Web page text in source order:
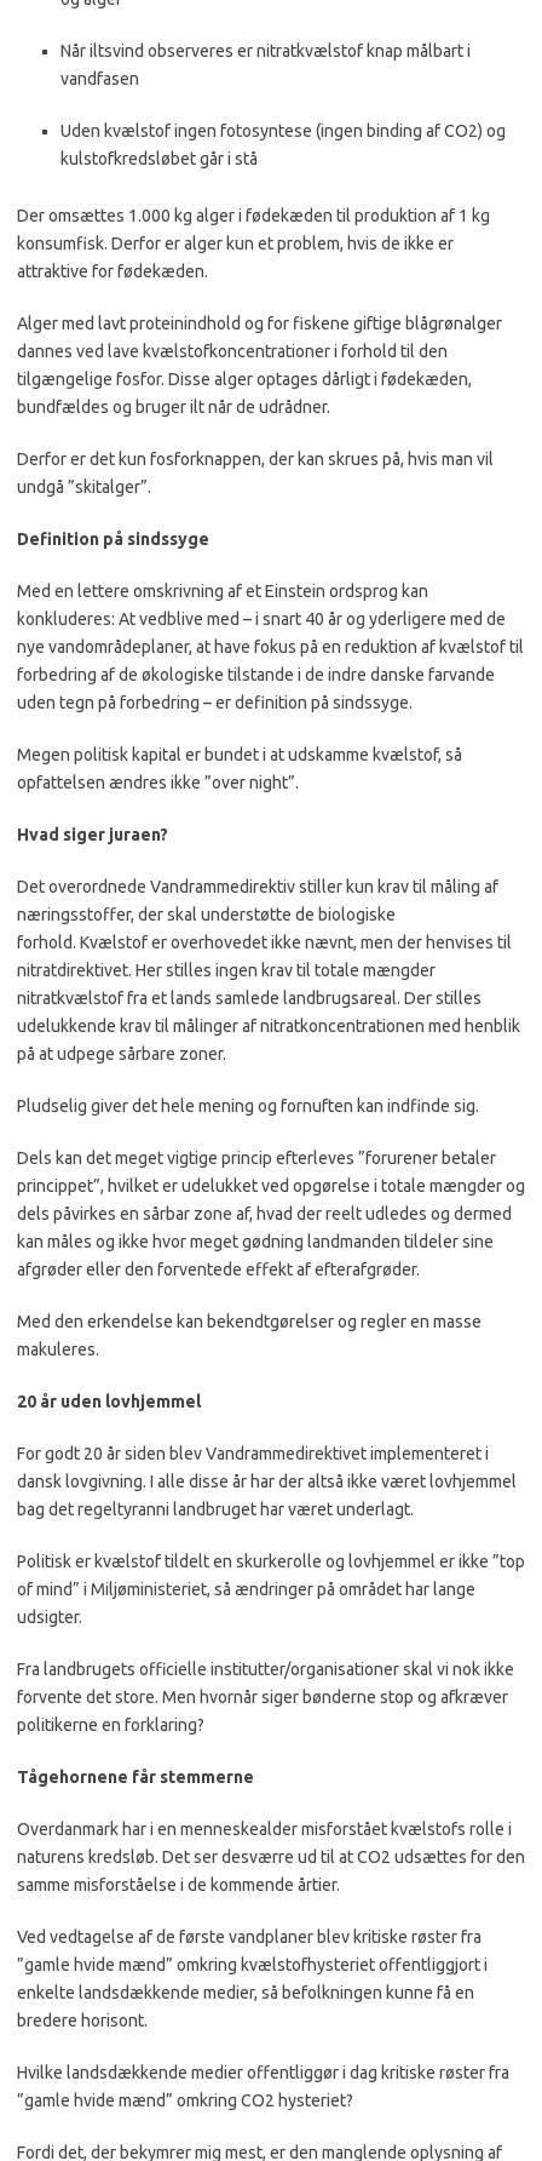
Når iltsvind observeres er nitratkvælstof knap målbart i
vandfasen
Uden kvælstofingen fotosyntese (ingen binding af CO2) og
kulstofkredsløbet går i stå
Der omsættes 1.000 kg alger i fødekæden til produktion af 1 kg
konsumfisk. Derfor er alger kun et problem, hvis de ikke er
attraktive for fødekæden.
Alger med lavt proteinindhold og for fiskene giftige blågrønalger
dannes ved lave kvælstofkoncentrationer i forhold til den
tilgængelige fosfor. Disse alger optages dårligt i fødekæden,
bundfældes og bruger ilt når de udrådner.
Derfor er det kun fosforknappen, der kan skrues på, hvis man vil
undgå ”skitalger”.
Definition på sindssyge
Med en lettere omskrivning af et Einstein ordsprog kan
konkluderes: At vedblive med – i snart 40 år og yderligere med de
nye vandområdeplaner, at have fokus på en reduktion af kvælstoftil
forbedring af de økologiske tilstande i de indre danske farvande
uden tegn på forbedring – er definition på sindssyge.
Megen politisk kapital er bundet i at udskamme kvælstof, så
opfattelsen ændres ikke ”over night”.
Hvad siger juraen?
Det overordnede Vandrammedirektiv stiller kun krav til måling af
næringsstoffer, der skal understøtte de biologiske
forhold. Kvælstofer overhovedet ikke nævnt, men der henvises til
nitratdirektivet. Her stilles ingen krav til totale mængder
nitratkvælstof fra et lands samlede landbrugsareal. Der stilles
udelukkende krav til målinger af nitratkoncentrationen med henblik
på at udpege sårbare zoner.
Pludselig giver det hele mening og fornuften kan indfinde sig.
Dels kan det meget vigtige princip efterleves ”forurener betaler
princippet”, hvilket er udelukket ved opgørelse i totale mængder og
dels påvirkes en sårbar zone af, hvad der reelt udledes og dermed
kan måles og ikke hvor meget gødning landmanden tildeler sine
afgrøder eller den forventede effekt af efterafgrøder.
Med den erkendelse kan bekendtgørelser og regler en masse
makuleres.
20 år uden lovhjemmel
For godt 20 år siden blev Vandrammedirektivet implementeret i
dansk lovgivning. I alle disse år har der altså ikke været lovhjemmel
bag det regeltyranni landbruget har været underlagt.
Politisk er kvælstoftildelt en skurkerolle og lovhjemmel er ikke ”top
of mind” i Miljøministeriet, så ændringer på området har lange
udsigter.
Fra landbrugets officielle institutter/organisationer skal vi nok ikke
forvente det store. Men hvornår siger bønderne stop og afkræver
politikerne en forklaring?
Tågehornene får stemmerne
Overdanmark har i en menneskealder misforstået kvælstofs rolle i
naturens kredsløb. Det ser desværre ud til at CO2 udsættes for den
samme misforståelse i de kommende årtier.
Ved vedtagelse af de første vandplaner blev kritiske røster fra
”gamle hvide mænd” omkring kvælstofhysteriet offentliggjort i
enkelte landsdækkende medier, så befolkningen kunne få en
bredere horisont.
Hvilke landsdækkende medier offentliggør i dag kritiske røster fra
”gamle hvide mænd” omkring CO2 hysteriet?
Fordi det, der bekymrer mig mest, er den manglende oplysning af